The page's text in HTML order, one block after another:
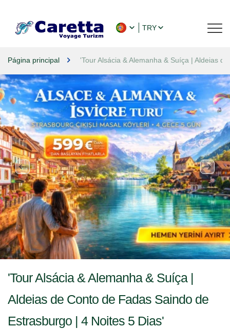
TRY
Página principal 'Tour Alsácia & Alemanha & Suíça | Aldeias
'Tour Alsácia & Alemanha & Suíça |
Aldeias de Conto de Fadas Saindo de
Estrasburgo | 4 Noites 5 Dias'